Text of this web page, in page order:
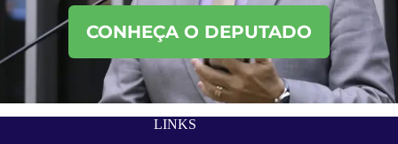
CONHEÇA O DEPUTADO
LINKS